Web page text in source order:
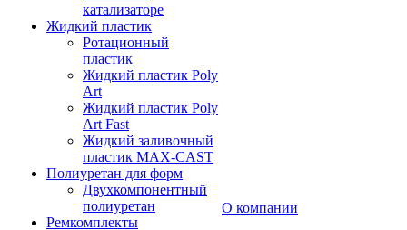
катализаторе
Жидкий пластик
Ротационный
пластик
Жидкий пластик Poly
Art
Жидкий пластик Poly
Art Fast
Жидкий заливочный
пластик MAX-CAST
Полиуретан для форм
Двухкомпонентный
полиуретан
Ремкомплекты
О компании